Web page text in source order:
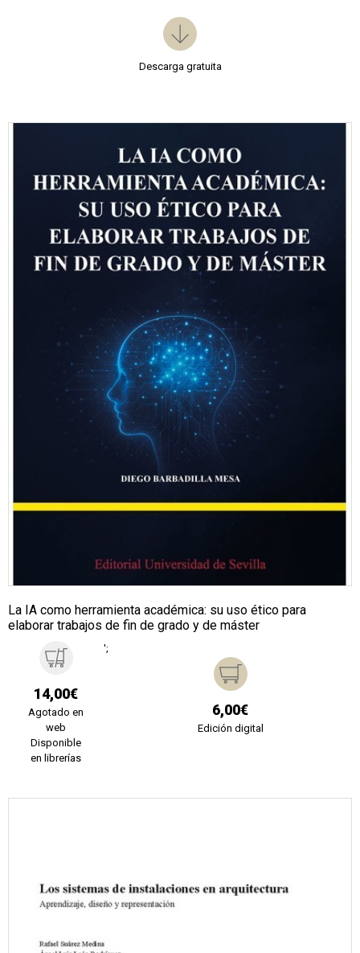
Descarga gratuita
La IA como herramienta académica: su uso ético para
elaborar trabajos de fin de grado y de máster
14,00€
Agotado en
web
Disponible
en librerías
';
6,00€
Edición digital